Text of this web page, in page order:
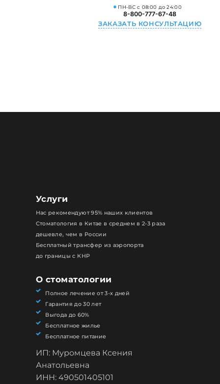
ПН-ВС с 08:00 до 24:00
8-800-777-67-48
ЗАКАЗАТЬ КОНСУЛЬТАЦИЮ
Услуги
Нас рекомендуют 95% наших клиентов
Стоматология в Китае в среднем в 2-3 раза
дешевле, чем в России
Бесплатный трансфер из аэропорта
до границы с КНР
О стоматологии
Полное лечение от 3-х дней
Гарантия до 30 лет
Выгода до 60%
Бесплатное жилье
Бесплатное питание
ИП: Муромцева Ксения
Анатольевна
ИНН: 490501405101